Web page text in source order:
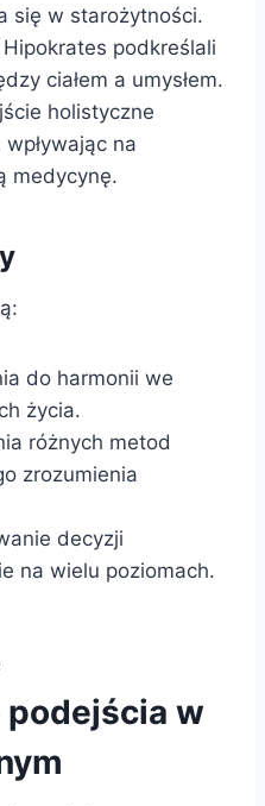
się w starożytności.
podkreślali
ciałem a umysłem.
holistyczne
na
medycynę.
do harmonii we
życia.
różnych metod
zrozumienia
decyzji
na wielu poziomach.
w